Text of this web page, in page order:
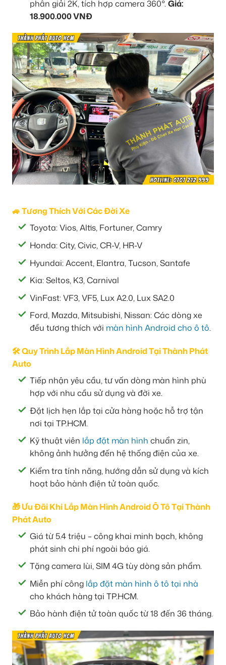
phân giải 2K, tích hợp camera 360°.Giá:
18.900.000 VNĐ
🚙 Tương Thích Với Các Đời Xe
Toyota: Vios, Altis, Fortuner, Camry
Honda: City, Civic, CR-V, HR-V
Hyundai: Accent, Elantra, Tucson, Santafe
Kia: Seltos, K3, Carnival
VinFast: VF3, VF5, Lux A2.0, Lux SA2.0
Ford, Mazda, Mitsubishi, Nissan: Các dòng xe
đều tương thích với màn hình Android cho ô tô.
🛠️ Quy Trình Lắp Màn Hình Android Tại Thành Phát
Auto
Tiếp nhận yêu cầu, tư vấn dòng màn hình phù
hợp với nhu cầu sử dụng và đời xe.
Đặt lịch hẹn lắp tại cửa hàng hoặc hỗ trợ tận
nơi tại TP.HCM.
Kỹ thuật viên lắp đặt màn hình chuẩn zin,
không ảnh hưởng đến hệ thống điện của xe.
Kiểm tra tính năng, hướng dẫn sử dụng và kích
hoạt bảo hành điện tử toàn quốc.
🎁 Ưu Đãi Khi Lắp Màn Hình Android Ô Tô Tại Thành
Phát Auto
Giá từ 5.4 triệu – công khai minh bạch, không
phát sinh chi phí ngoài báo giá.
Tặng camera lùi, SIM 4G tùy dòng sản phẩm.
Miễn phí công lắp đặt màn hình ô tô tại nhà
cho khách hàng tại TP.HCM.
Bảo hành điện tử toàn quốc từ 18 đến 36 tháng.